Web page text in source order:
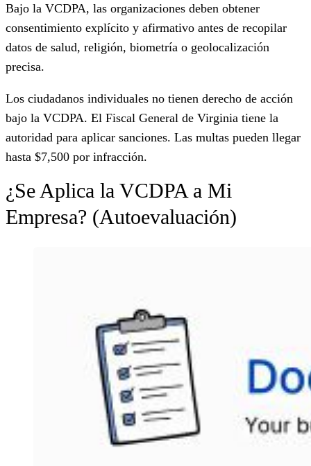
Bajo la VCDPA, las organizaciones deben obtener
consentimiento explícito y afirmativo antes de recopilar
datos de salud, religión, biometría o geolocalización
precisa.
Los ciudadanos individuales no tienen derecho de acción
bajo la VCDPA. El Fiscal General de Virginia tiene la
autoridad para aplicar sanciones. Las multas pueden llegar
hasta $7,500 por infracción.
¿Se Aplica la VCDPA a Mi
Empresa? (Autoevaluación)